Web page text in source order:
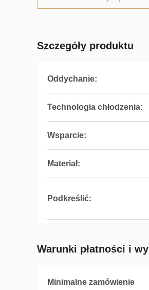
Szczegóły produktu
Oddychanie:
Technologia chłodzenia:
Wsparcie:
Materiał:
Podkreślić:
Warunki płatności i
Minimalne zamówienie